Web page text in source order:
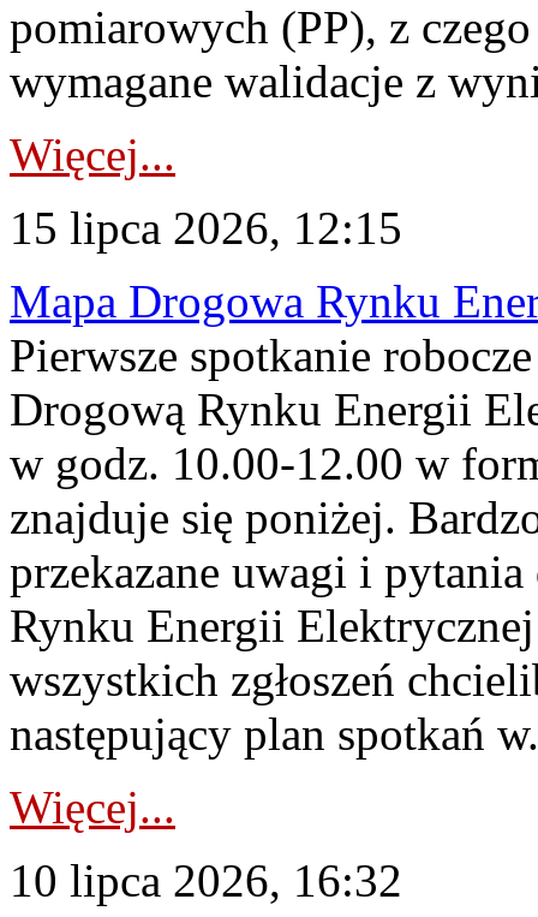
pomiarowych (PP), z
wymagane walidacje z
Więcej...
15 lipca 2026, 12:15
Mapa Drogowa Rynku
Pierwsze spotkanie
Drogową Rynku Energii
w godz. 10.00-12.00 w
znajduje się poniżej.
przekazane uwagi i
Rynku Energii
wszystkich zgłoszeń
następujący plan spotkań
Więcej...
10 lipca 2026, 16:32